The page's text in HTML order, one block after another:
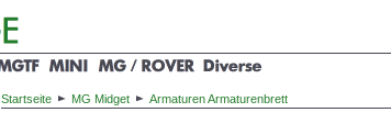
Startseite MG Midget Armaturen Armaturenbrett